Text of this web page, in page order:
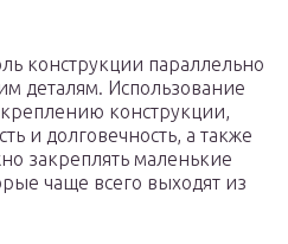
конструкции параллельно
деталям. Использование
конструкции,
и долговечность, а также
закреплять маленькие
чаще всего выходят из